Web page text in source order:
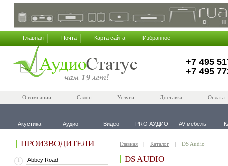
Главная Почта Карта сайта Избранное
+7 495
+7 495
О компании Салон Услуги Доставка Оплата
Акустика Аудио Видео PRO АУДИО AV-мебель
ПРОИЗВОДИТЕЛИ
1 Abbey Road
Главная Каталог DS Audio
DS AUDIO